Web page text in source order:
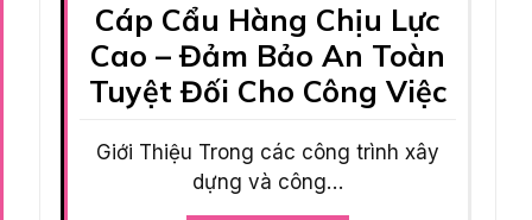
Cáp Cẩu Hàng Chịu Lực
Cao – Đảm Bảo An Toàn
Tuyệt Đối Cho Công Việc
Giới Thiệu Trong các công trình xây
dựng và công…